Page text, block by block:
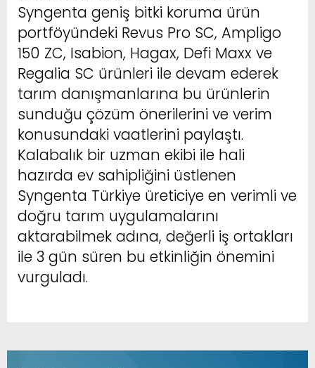
Syngenta geniş bitki koruma ürün
portföyündeki Revus Pro SC, Ampligo
150 ZC, Isabion, Hagax, Defi Maxx ve
Regalia SC ürünleri ile devam ederek
tarım danışmanlarına bu ürünlerin
sunduğu çözüm önerilerini ve verim
konusundaki vaatlerini paylaştı.
Kalabalık bir uzman ekibi ile hali
hazırda ev sahipliğini üstlenen
Syngenta Türkiye üreticiye en verimli ve
doğru tarım uygulamalarını
aktarabilmek adına, değerli iş ortakları
ile 3 gün süren bu etkinliğin önemini
vurguladı.